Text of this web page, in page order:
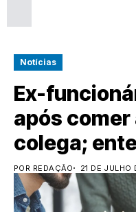
Notícias
Ex-
após
colega;
POR REDAÇÃO 21 DE JULHO